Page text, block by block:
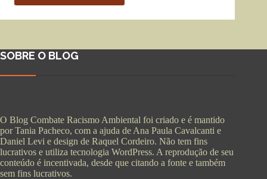
SOBRE O BLOG
O Blog Combate Racismo Ambiental foi criado e é mantido
por Tania Pacheco, com a ajuda de Ana Paula Cavalcanti e
Daniel Levi e design de Raquel Cordeiro. Não tem fins
lucrativos e utiliza tecnologia WordPress. A reprodução de seu
conteúdo é incentivada, desde que citando a fonte e também
sem fins lucrativos.